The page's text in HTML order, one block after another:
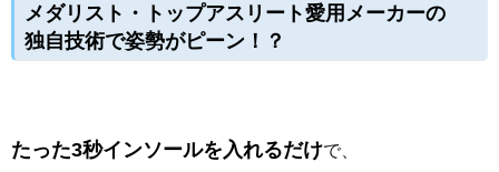
メダリスト・トップアスリート愛用メーカーの
独自技術で姿勢がピーン！？
たった3秒インソールを入れるだけで、